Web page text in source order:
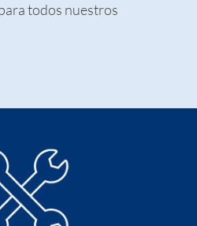
todos nuestros